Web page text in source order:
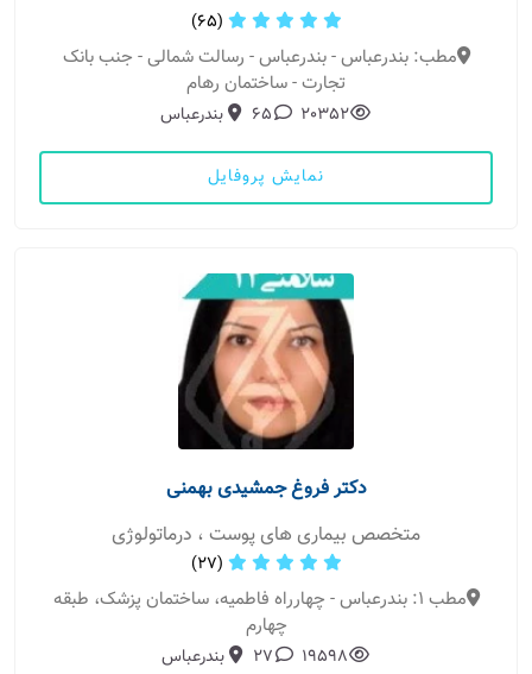
(65)
مطب: بندرعباس - بندرعباس - رسالت شمالی - جنب بانک
تجارت - ساختمان رهام
20352
65 بندرعباس
نمایش پروفایل
دکتر فروغ جمشیدی بهمنی
متخصص بیماری های پوست ، درماتولوژی
(27)
مطب 1: بندرعباس - چهارراه فاطمیه، ساختمان پزشک، طبقه
چهارم
19598
27 بندرعباس